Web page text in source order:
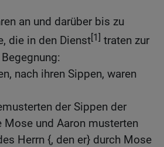
an und darüber bis zu
die in den Dienst[1] traten zur
nach ihren Sippen, waren
der Sippen der
Mose und Aaron musterten
Herrn {, den er} durch Mose